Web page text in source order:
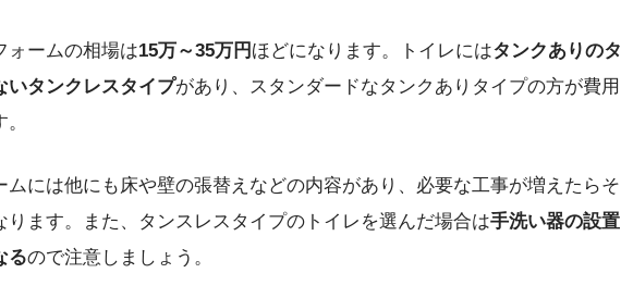
ォームの相場は15万～35万円 ほどになります。トイレにはタンクありのタ
いタンクレスタイプがあり、スタンダードなタンクありタイプの方が費用
ムには他にも床や壁の張替えなどの内容があり、必要な工事が増えたらそ
ります。また、タンスレスタイプのトイレを選んだ場合は手洗い器の設置
るので注意しましょう。